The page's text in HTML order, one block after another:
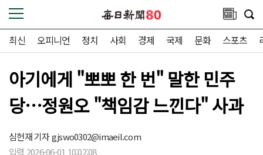
최신 오피니언 정치 사회 경제 국제 문화 스포츠
아기에게 "뽀뽀 한 번" 말한 민주
당…정원오 "책임감 느낀다" 사과
심헌재 기자gjswo0302@imaeil.com
입력 2026-06-01 10:02:08